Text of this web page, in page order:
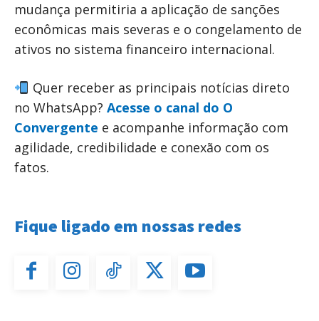
mudança permitiria a aplicação de sanções
econômicas mais severas e o congelamento de
ativos no sistema financeiro internacional.
Quer receber as principais notícias direto
no WhatsApp? Acesse o canal do O
Convergente e acompanhe informação com
agilidade, credibilidade e conexão com os
fatos.
Fique ligado em nossas redes